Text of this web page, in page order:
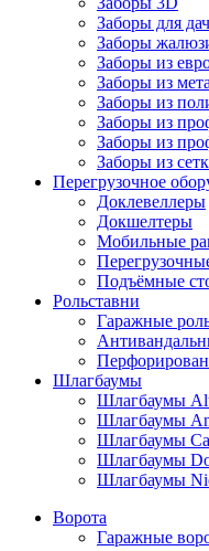
Заборы для
Заборы
Заборы из
Заборы из
Заборы из
Заборы из
Заборы из
Заборы из
Перегрузочное
Доклевеллеры
Докшелтеры
Мобильные
Подъёмные
Рольставни
Гаражные
Шлагбаумы
Шлагбаумы
Шлагбаумы
Шлагбаумы
Шлагбаумы
Шлагбаумы
Ворота
Гаражные